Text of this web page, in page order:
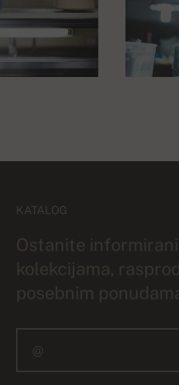
KATALOG
Ostanite
kolekcijama,
posebnim